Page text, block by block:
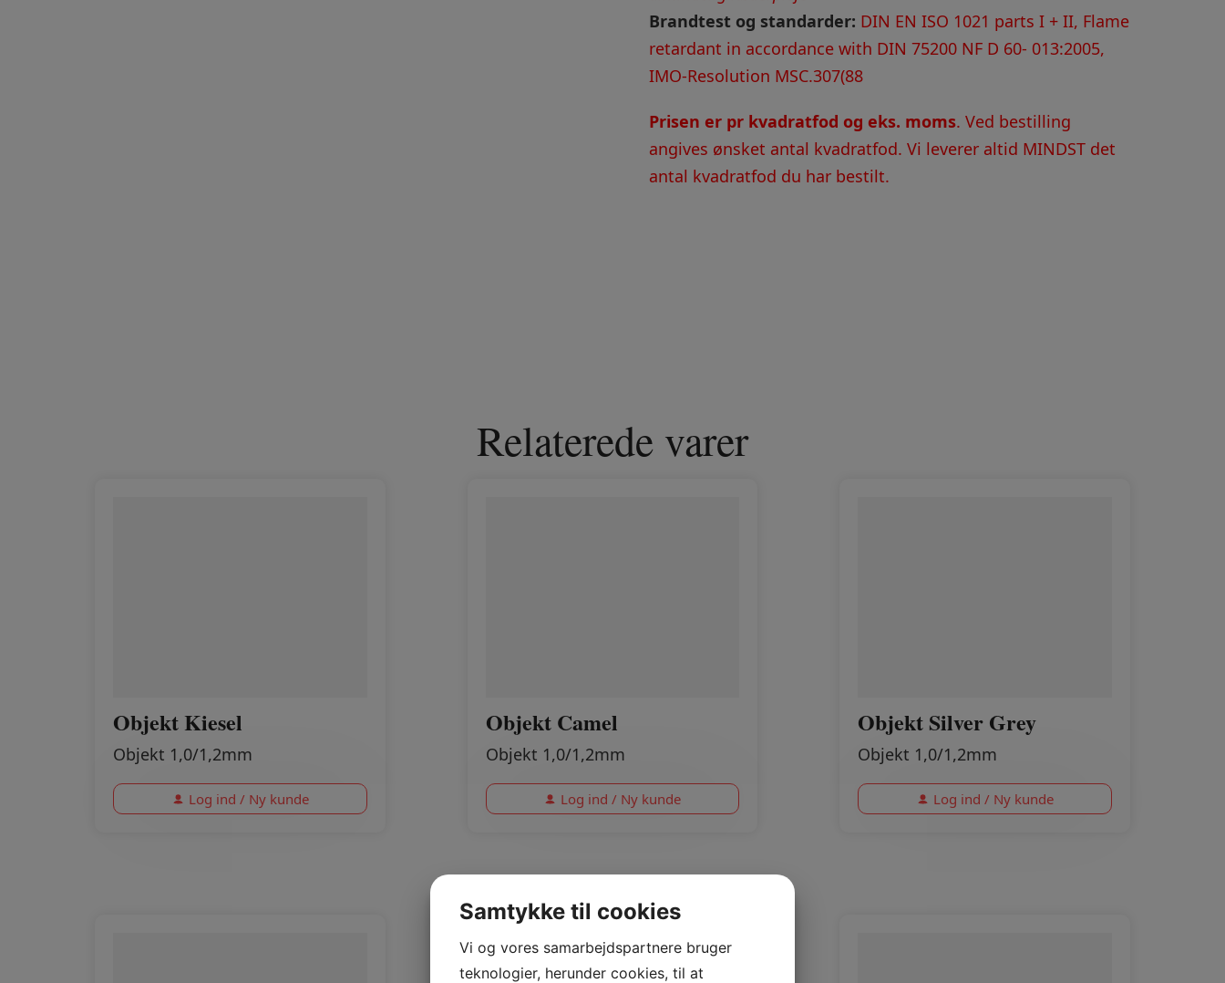
Brandtest og standarder: DIN EN ISO 1021 parts I + II, Flame
retardant in accordance with DIN 75200 NF D 60- 013:2005,
IMO-Resolution MSC.307(88
Prisen er pr kvadratfod og eks. moms. Ved bestilling
angives ønsket antal kvadratfod. Vi leverer altid MINDST det
antal kvadratfod du har bestilt.
Relaterede varer
Objekt Kiesel
Objekt 1,0/1,2mm
Log ind / Ny kunde
Objekt Camel
Objekt 1,0/1,2mm
Log ind / Ny kunde
Objekt Silver Grey
Objekt 1,0/1,2mm
Log ind / Ny kunde
Samtykke til cookies
Vi og vores samarbejdspartnere bruger
teknologier, herunder cookies, til at